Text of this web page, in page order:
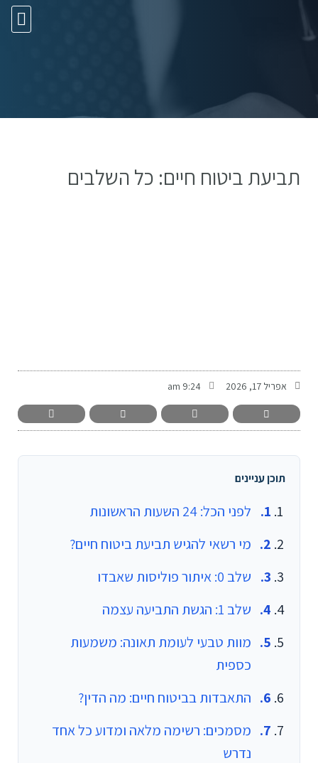
תביעת ביטוח חיים: כל השלבים
אפריל 17, 2026 9:24 am
תוכן עניינים
לפני הכל: 24 השעות הראשונות
מי רשאי להגיש תביעת ביטוח חיים?
שלב 0: איתור פוליסות שאבדו
שלב 1: הגשת התביעה עצמה
מוות טבעי לעומת תאונה: משמעות
כספית
התאבדות בביטוח חיים: מה הדין?
מסמכים: רשימה מלאה ומדוע כל אחד
נדרש